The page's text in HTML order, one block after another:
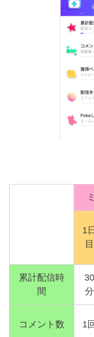
1
目
累計配信時
間
30
分
コメント数 1